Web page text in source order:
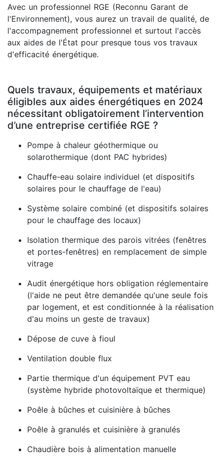
Avec un professionnel RGE (Reconnu Garant de
l'Environnement), vous aurez un travail de qualité, de
l'accompagnement professionnel et surtout l'accès
aux aides de l'État pour presque tous vos travaux
d'efficacité énergétique.
Quels travaux, équipements et matériaux
éligibles aux aides énergétiques en 2024
nécessitant obligatoirement l’intervention
d’une entreprise certifiée RGE ?
Pompe à chaleur géothermique ou
solarothermique (dont PAC hybrides)
Chauffe-eau solaire individuel (et dispositifs
solaires pour le chauffage de l'eau)
Système solaire combiné (et dispositifs solaires
pour le chauffage des locaux)
Isolation thermique des parois vitrées (fenêtres
et portes-fenêtres) en remplacement de simple
vitrage
Audit énergétique hors obligation réglementaire
(l'aide ne peut être demandée qu'une seule fois
par logement, et est conditionnée à la réalisation
d'au moins un geste de travaux)
Dépose de cuve à fioul
Ventilation double flux
Partie thermique d'un équipement PVT eau
(système hybride photovoltaïque et thermique)
Poêle à bûches et cuisinière à bûches
Poêle à granulés et cuisinière à granulés
Chaudière bois à alimentation manuelle